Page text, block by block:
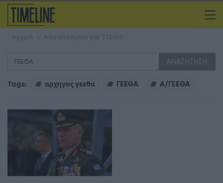
Αρχική Αποτελέσματα για “ΓΕΕΘΑ”
Tags: αρχηγος γεεθα ΓΕΕΘΑ Α/ΓΕΕΘΑ